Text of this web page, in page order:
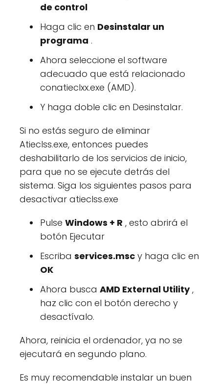
de control
Haga clic en Desinstalar un
programa .
Ahora seleccione el software
adecuado que está relacionado
conatieclxx.exe (AMD).
Y haga doble clic en Desinstalar.
Si no estás seguro de eliminar
Atieclss.exe, entonces puedes
deshabilitarlo de los servicios de inicio,
para que no se ejecute detrás del
sistema. Siga los siguientes pasos para
desactivar atieclss.exe
Pulse Windows + R , esto abrirá el
botón Ejecutar
Escriba services.msc y haga clic en
OK
Ahora busca AMD External Utility,
haz clic con el botón derecho y
desactívalo.
Ahora, reinicia el ordenador, ya no se
ejecutará en segundo plano.
Es muy recomendable instalar un buen